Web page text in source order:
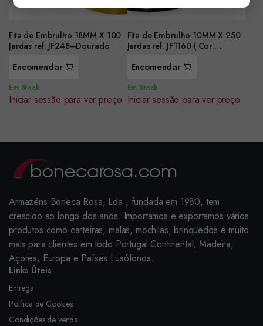
Fita de Embrulho 18MM X 100
Jardas ref. JF248–Dourado
Encomendar
Em Stock
Iniciar sessão para ver preço
Fita de Embrulho 10MM X 250
Jardas ref. JF1160 ( Cor:
Encomendar
Em Stock
Iniciar sessão para ver preço
Armazéns Boneca Rosa, Lda., fundada em 1980, tem
crescido ao longo dos anos. Importamos e exportamos vários
produtos como carteiras, malas, mochilas, brinquedos e muito
mais para clientes em todo Portugal Continental, Madeira,
Açores, Europa e Países Lusófonos.
Links Úteis
Entrega
Política de Cookies
Condições de venda